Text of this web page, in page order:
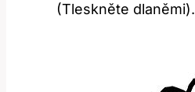
(Tleskněte ⁣dlaněmi).